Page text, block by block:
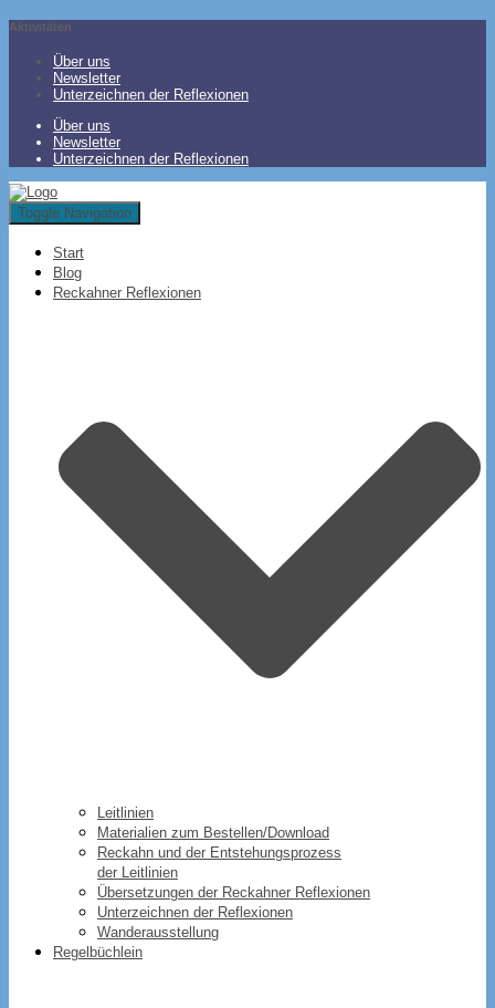
Aktivitäten
Über uns
Newsletter
Unterzeichnen der Reflexionen
Über uns
Newsletter
Unterzeichnen der Reflexionen
Toggle Navigation
Start
Blog
Reckahner Reflexionen
Leitlinien
Materialien zum Bestellen/Download
Reckahn und der Entstehungsprozess
der Leitlinien
Übersetzungen der Reckahner Reflexionen
Unterzeichnen der Reflexionen
Wanderausstellung
Regelbüchlein